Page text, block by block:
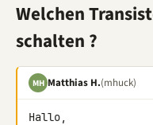
Welchen
schalten ?
MH Matthias H.(mhuck)
Hallo,